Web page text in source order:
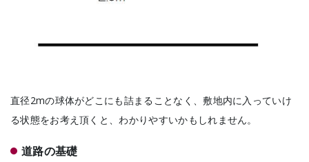
直径2mの球体がどこにも詰まることなく、敷地内に入っていけ
る状態をお考え頂くと、わかりやすいかもしれません。
道路の基礎